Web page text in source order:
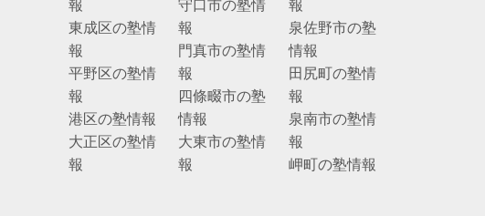
報
東成区の塾情
報
平野区の塾情
報
港区の塾情報
大正区の塾情
報
守口市の塾情
報
門真市の塾情
報
四條畷市の塾
情報
大東市の塾情
報
報
泉佐野市の塾
情報
田尻町の塾情
報
泉南市の塾情
報
岬町の塾情報